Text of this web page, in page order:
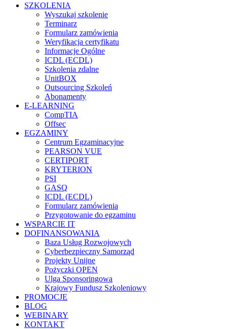
SZKOLENIA
Wyszukaj szkolenie
Terminarz
Formularz zamówienia
Weryfikacja certyfikatu
Informacje Ogólne
ICDL (ECDL)
Szkolenia zdalne
UnitBOX
Outsourcing Szkoleń
Abonamenty
E-LEARNING
CompTIA
Offsec
EGZAMINY
Centrum Egzaminacyjne
PEARSON VUE
CERTIPORT
KRYTERION
PSI
GASQ
ICDL (ECDL)
Formularz zamówienia
Przygotowanie do egzaminu
WSPARCIE IT
DOFINANSOWANIA
Baza Usług Rozwojowych
Cyberbezpieczny Samorząd
Projekty Unijne
Pożyczki OPEN
Ulga Sponsoringowa
Krajowy Fundusz Szkoleniowy
PROMOCJE
BLOG
WEBINARY
KONTAKT